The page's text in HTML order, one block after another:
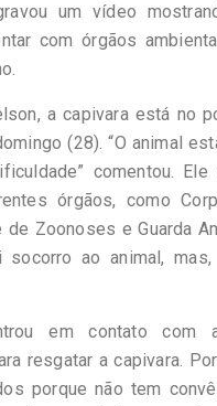
um vídeo
com órgãos
a capivara está no
(28). “O animal
comentou.
órgãos, como
Zoonoses e Guarda
ao animal, mas,
em contato com
resgatar a capivara.
porque não tem